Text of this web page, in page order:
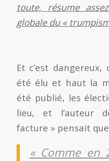
toute, résume
globale du «
Et c’est
été élu et haut la
été publié, les
lieu, et l’auteur
facture » pensait que
« Comme en